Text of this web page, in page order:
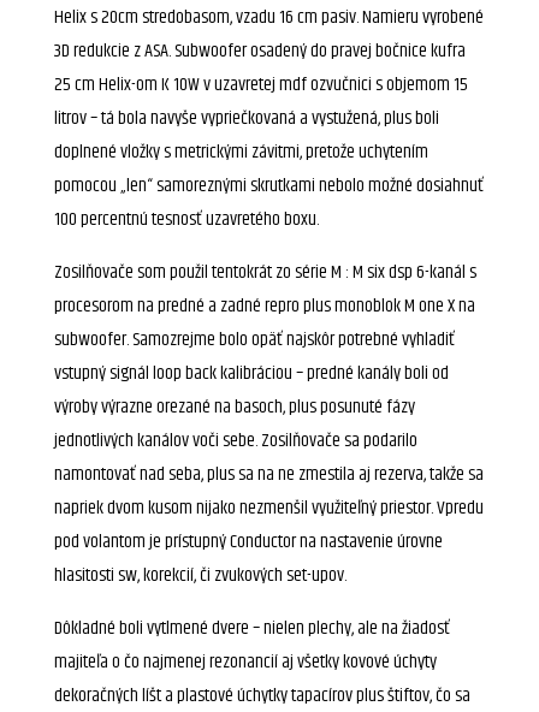
Helix s 20cm stredobasom, vzadu 16 cm pasiv. Namieru vyrobené
3D redukcie z ASA. Subwoofer osadený do pravej bočnice kufra
25 cm Helix-om K10W v uzavretej mdf ozvučnici s objemom 15
litrov – tá bola navyše vypriečkovaná a vystužená, plus boli
doplnené vložky s metrickými závitmi, pretože uchytením
pomocou „len“ samoreznými skrutkami nebolo možné dosiahnuť
100 percentnú tesnosť uzavretého boxu.
Zosilňovače som použil tentokrát zo série M : M six dsp 6-kanál s
procesorom na predné a zadné repro plus monoblok M one X na
subwoofer. Samozrejme bolo opäť najskôr potrebné vyhladiť
vstupný signál loop back kalibráciou – predné kanály boli od
výroby výrazne orezané na basoch, plus posunuté fázy
jednotlivých kanálov voči sebe. Zosilňovače sa podarilo
namontovať nad seba, plus sa na ne zmestila aj rezerva, takže sa
napriek dvom kusom nijako nezmenšil využiteľný priestor. Vpredu
pod volantom je prístupný Conductor na nastavenie úrovne
hlasitosti sw, korekcií, či zvukových set-upov.
Dôkladné boli vytlmené dvere – nielen plechy, ale na žiadosť
majiteľa o čo najmenej rezonancií aj všetky kovové úchyty
dekoračných líšt a plastové úchytky tapacírov plus štiftov, čo sa